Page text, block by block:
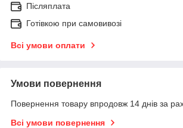
Післяплата
Готівкою при самовивозі
Всі умови оплати
Умови повернення
Повернення товару впродовж 14 днів за
Всі умови повернення